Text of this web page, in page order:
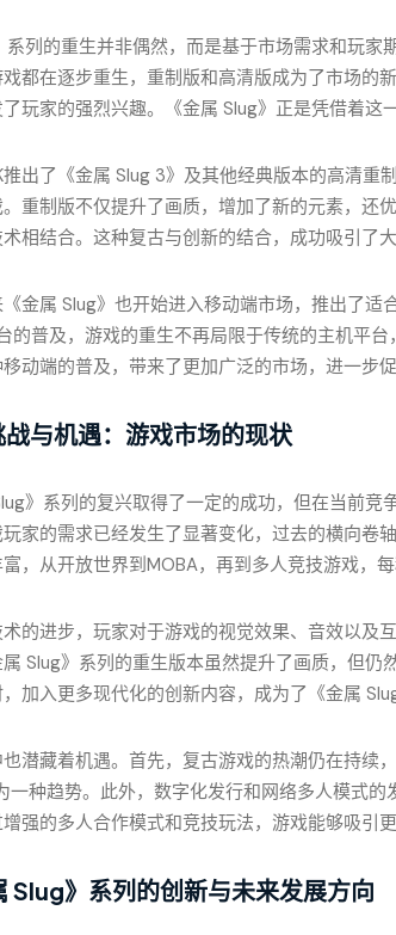
系列的重生并非偶然，而是基于市场需求和玩
都在逐步重生，重制版和高清版成为了市场的
玩家的强烈兴趣。《金属 Slug》正是凭借着这
推出了《金属 Slug 3》及其他经典版本的高清重
重制版不仅提升了画质，增加了新的元素，还
相结合。这种复古与创新的结合，成功吸引了
金属 Slug》也开始进入移动端市场，推出了适
的普及，游戏的重生不再局限于传统的主机平
动端的普及，带来了更加广泛的市场，进一步
与机遇：游戏市场的现状
》系列的复兴取得了一定的成功，但在当前竞
家的需求已经发生了显著变化，过去的横向卷
，从开放世界到MOBA，再到多人竞技游戏，
的进步，玩家对于游戏的视觉效果、音效以及
Slug》系列的重生版本虽然提升了画质，但仍
加入更多现代化的创新内容，成为了《金属
潜藏着机遇。首先，复古游戏的热潮仍在持续
一种趋势。此外，数字化发行和网络多人模式
强的多人合作模式和竞技玩法，游戏能够吸引
Slug》系列的创新与未来发展方向